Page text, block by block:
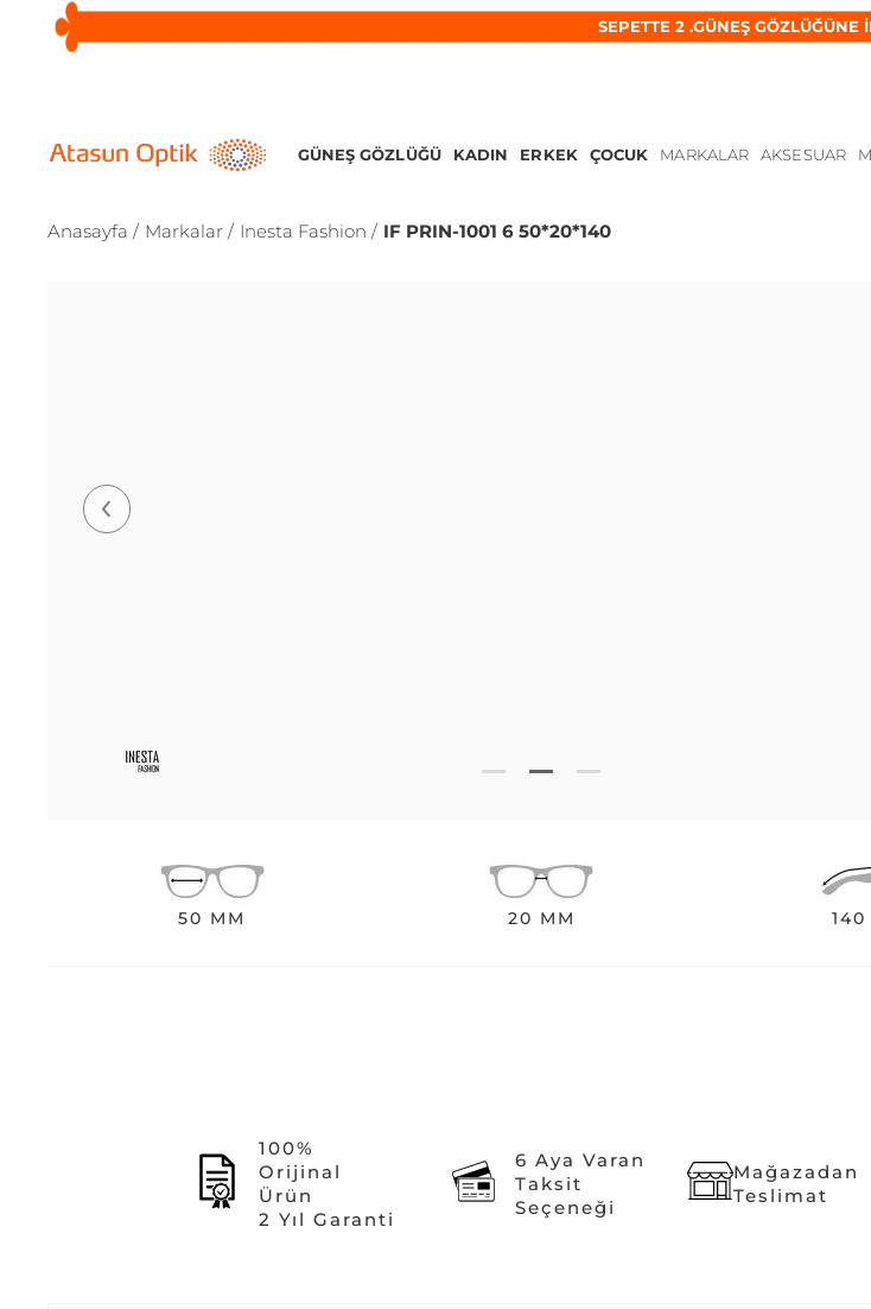
SEPETTE 2 .GÜNEŞ GÖZLÜĞÜNE
GÜNEŞ GÖZLÜĞÜ KADIN ERKEK ÇOCUK MARKALAR AKSESUAR
Anasayfa / Markalar / Inesta Fashion / IF PRIN-1001 6 50*20*140
50 MM 20 MM 140
100%
Orijinal
Ürün
2 Yıl Garanti
6 Aya Varan
Taksit
Seçeneği
Mağazadan
Teslimat